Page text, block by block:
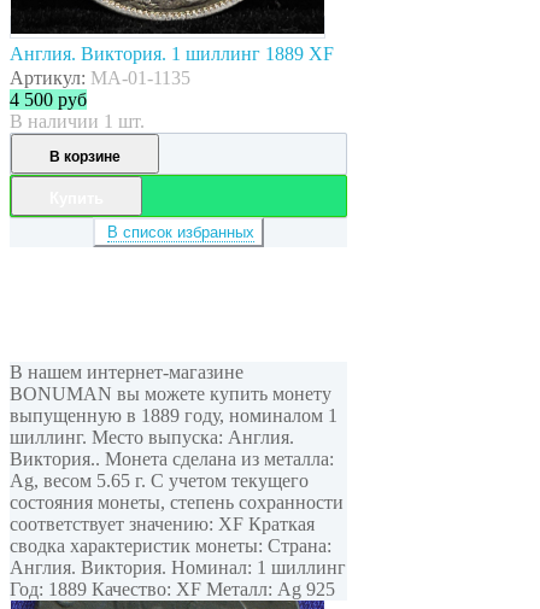
Англия. Виктория. 1 шиллинг 1889 XF
Артикул: MA-01-1135
4 500 руб
В наличии 1 шт.
В корзине
В список избранных
В нашем интернет-магазине
BONUMAN вы можете купить монету
выпущенную в 1889 году, номиналом 1
шиллинг. Место выпуска: Англия.
Виктория.. Монета сделана из металла:
Ag, весом 5.65 г. С учетом текущего
состояния монеты, степень сохранности
соответствует значению: XF Краткая
сводка характеристик монеты: Страна:
Англия. Виктория. Номинал: 1 шиллинг
Год: 1889 Качество: XF Металл: Ag 925